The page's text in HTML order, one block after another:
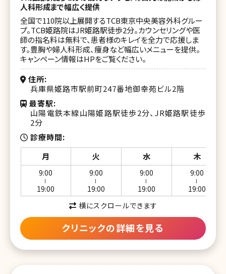
湘南美容皮フ科 千葉院
湘南美容クリニック 船橋院
湘南美容クリニック 松戸院
湘南美容クリニック 新浦安院
湘南美容クリニック 津田沼院
湘南美容クリニック 新横浜院
湘南美容クリニック 横浜青葉台院
湘南美容クリニック 川崎院
湘南美容クリニック 武蔵小杉院
湘南美容クリニック 新百合ヶ丘院
湘南美容クリニック 橋本院
湘南美容クリニック 藤沢院
人科形成まで幅広く提供
全国で110院以上展開するTCB東京中央美容外科グルー
プ。TCB姫路院はJR姫路駅徒歩2分。カウンセリングや医
師の指名料は無料で、患者様のキレイを全力で応援しま
す。豊胸や婦人科形成、痩身など幅広いメニューを提供。
キャンペーン情報はHPをご覧ください。
住所
兵庫県姫路市駅前町247番地御幸苑ビル2階
最寄駅
山陽電鉄本線山陽姫路駅徒歩2分、JR姫路駅徒歩
2分
診療時間
月
火 水 木
9:00
19:00
9:00
19:00
9:00
19:00
9:00
19:00
横にスクロールできます
クリニックの詳細を見る